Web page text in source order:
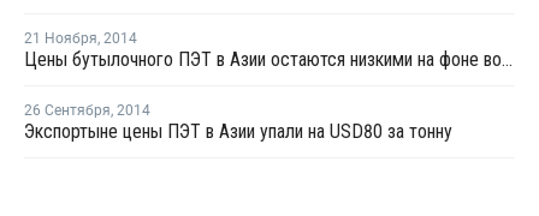
21 Ноября, 2014
Цены бутылочного ПЭТ в Азии остаются низкими на фоне волатильности цен сырья
26 Сентября, 2014
Экспортыне цены ПЭТ в Азии упали на USD80 за тонну